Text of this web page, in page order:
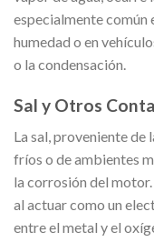
especialmente común
humedad o en
o la condensación.
Sal y Otros
La sal, proveniente de
fríos o de ambientes
la corrosión del
al actuar como un
entre el metal y el